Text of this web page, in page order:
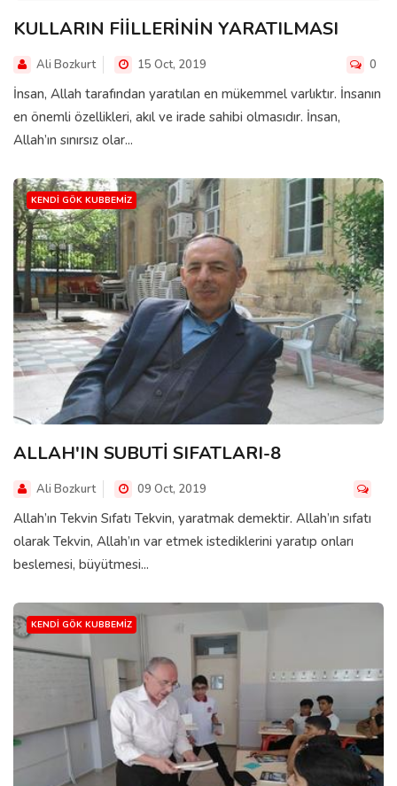
KULLARIN FİİLLERİNİN YARATILMASI
Ali Bozkurt 15 Oct, 2019 0
İnsan, Allah tarafından yaratılan en mükemmel varlıktır. İnsanın
en önemli özellikleri, akıl ve irade sahibi olmasıdır. İnsan,
Allah’ın sınırsız olar...
KENDI GÖK KUBBEMIZ
ALLAH'IN SUBUTİ SIFATLARI-8
Ali Bozkurt 09 Oct, 2019
Allah’ın Tekvin Sıfatı Tekvin, yaratmak demektir. Allah’ın sıfatı
olarak Tekvin, Allah’ın var etmek istediklerini yaratıp onları
beslemesi, büyütmesi...
KENDI GÖK KUBBEMIZ